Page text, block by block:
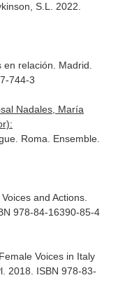
S.L. 2022.
relación. Madrid.
744-3
Nadales, María
Roma. Ensemble.
and Actions.
978-84-16390-85-4
Voices in Italy
2018. ISBN 978-83-